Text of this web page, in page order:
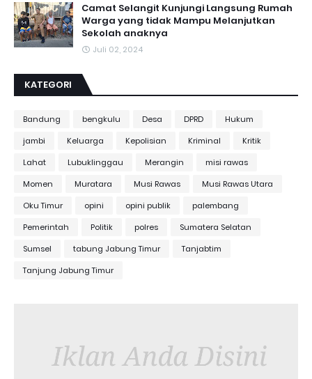
Camat Selangit Kunjungi Langsung Rumah
Warga yang tidak Mampu Melanjutkan
Sekolah anaknya
Juli 02, 2024
KATEGORI
Bandung bengkulu Desa DPRD
Hukum
jambi
Keluarga Kepolisian Kriminal
Kritik
Lahat
Lubuklinggau Merangin
misi rawas
Momen
Muratara Musi Rawas
Musi Rawas Utara
Oku Timur
opini opini publik
palembang
Pemerintah
Politik polres
Sumatera Selatan
Sumsel
tabung Jabung Timur
Tanjabtim
Tanjung Jabung Timur